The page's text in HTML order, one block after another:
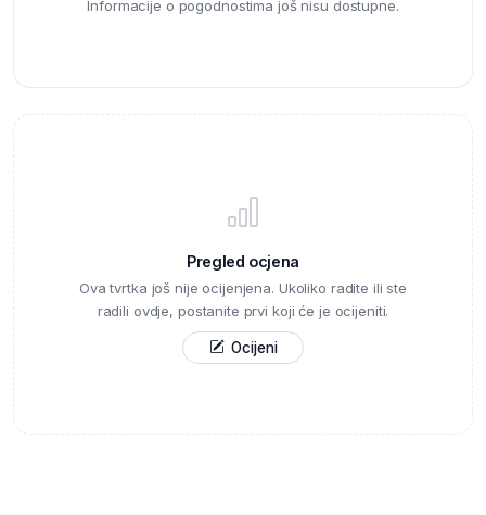
Informacije o pogodnostima još nisu dostupne.
Pregled ocjena
Ova tvrtka još nije ocijenjena. Ukoliko radite ili ste
radili ovdje, postanite prvi koji će je ocijeniti.
Ocijeni